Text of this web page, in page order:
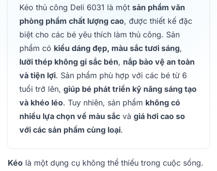
Kéo thủ công Deli 6031 là một sản phẩm văn
phòng phẩm chất lượng cao, được thiết kế đặc
biệt cho các bé yêu thích làm thủ công. Sản
phẩm có kiểu dáng đẹp, màu sắc tươi sáng,
lưỡi thép không gỉ sắc bén, nắp bảo vệ an toàn
và tiện lợi. Sản phẩm phù hợp với các bé từ 6
tuổi trở lên, giúp bé phát triển kỹ năng sáng tạo
và khéo léo. Tuy nhiên, sản phẩm không có
nhiều lựa chọn về màu sắc và giá hơi cao so
với các sản phẩm cùng loại.
Kéo là một dụng cụ không thể thiếu trong cuộc sống.